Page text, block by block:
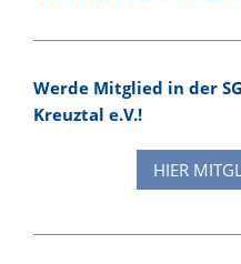
Werde Mitglied in der
Kreuztal e.V.!
HIER